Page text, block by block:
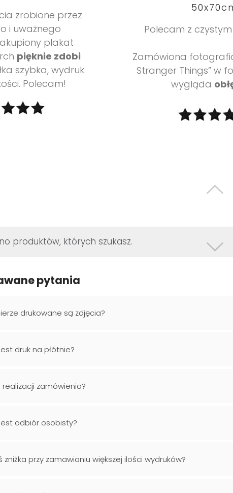
zrobione przez
i uważnego
plakat
pięknie zdobi
szybka, wydruk
Polecam!
Polecam z
Zamówiona
Stranger Things” w
wygląda
produktów, których szukasz.
pytania
drukowane są zdjęcia?
druk na płótnie?
realizacji zamówienia?
odbiór osobisty?
zniżka przy zamawianiu większej ilości wydruków?